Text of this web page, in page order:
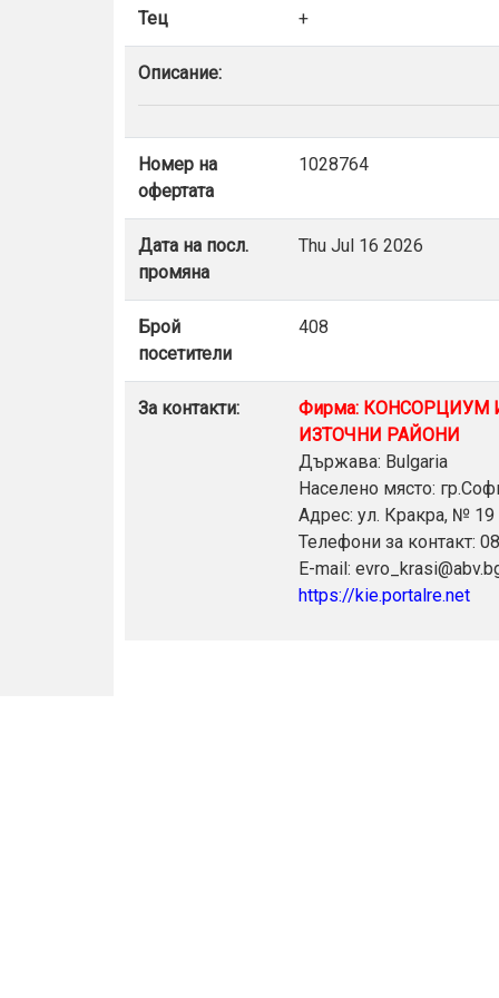
Тец +
Описание:
Номер на
офертата
1028764
Дата на посл.
промяна
Thu Jul 16 2026
Брой
посетители
408
За контакти:
Фирма: КОНСОРЦИУМ
ИЗТОЧНИ РАЙОНИ
Държава: Bulgaria
Населено място:
Адрес: ул. Кракра, № 19
Телефони за контакт:
E-mail:
https://kie.portalre.net